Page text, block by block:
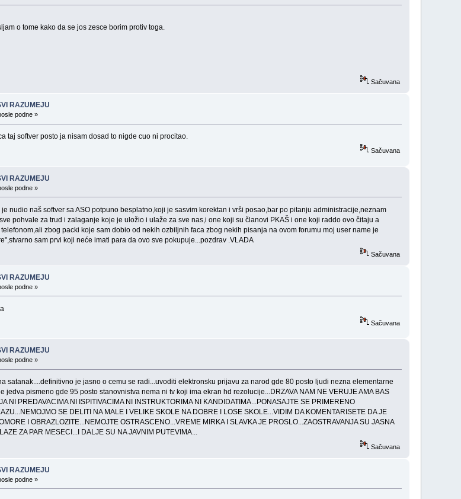
o tome kako da se jos zesce borim protiv toga.
Sačuvana
RAZUMEJU
podne »
taj softver posto ja nisam dosad to nigde cuo ni procitao.
Sačuvana
RAZUMEJU
podne »
nudio naš softver sa ASO potpuno besplatno,koji je sasvim korektan i vrši posao,bar po pitanju administracije,neznam
pohvale za trud i zalaganje koje je uložio i ulaže za sve nas,i one koji su članovi PKAŠ i one koji raddo ovo čitaju a
zbog packi koje sam dobio od nekih ozbiljnih faca zbog nekih pisanja na ovom forumu moj user name je
sam prvi koji neće imati para da ovo sve pokupuje...pozdrav .VLADA
Sačuvana
RAZUMEJU
podne »
Sačuvana
RAZUMEJU
podne »
satanak....definitivno je jasno o cemu se radi...uvoditi elektronsku prijavu za narod gde 80 posto ljudi nezna elementarne
pismeno gde 95 posto stanovnistva nema ni tv koji ima ekran hd rezolucije...DRZAVA NAM NE VERUJE AMA BAS
NI PREDAVACIMA NI ISPITIVACIMA NI INSTRUKTORIMA NI KANDIDATIMA...PONASAJTE SE PRIMERENO
SE DELITI NA MALE I VELIKE SKOLE NA DOBRE I LOSE SKOLE...VIDIM DA KOMENTARISETE DA JE
I OBRAZLOZITE...NEMOJTE OSTRASCENO...VREME MIRKA I SLAVKA JE PROSLO...ZAOSTRAVANJA SU JASNA
ZA PAR MESECI...I DALJE SU NA JAVNIM PUTEVIMA...
Sačuvana
RAZUMEJU
podne »